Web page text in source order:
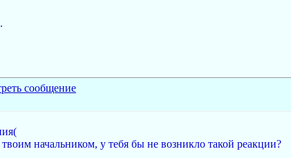
начальником, у тебя бы не возникло такой реакции?